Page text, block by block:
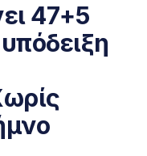
47+5